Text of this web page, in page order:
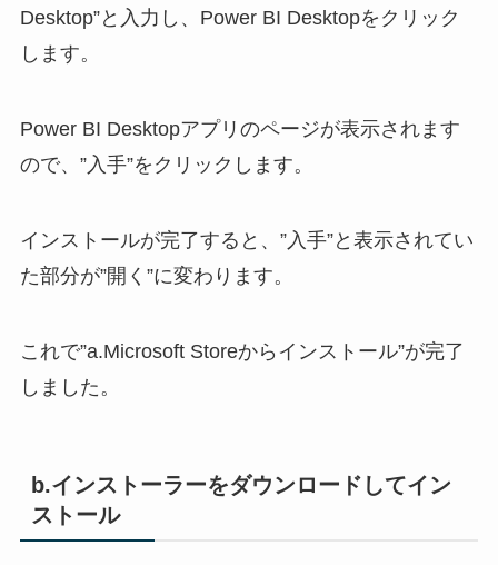
Desktop”と入力し、Power BI Desktopをクリック
します。
Power BI Desktopアプリのページが表示されます
ので、”入手”をクリックします。
インストールが完了すると、”入手”と表示されてい
た部分が”開く”に変わります。
これで”a.Microsoft Storeからインストール”が完了
しました。
b.インストーラーをダウンロードしてイン
ストール